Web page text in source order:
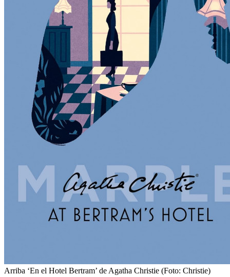
Arriba ‘En el Hotel Bertram’ de Agatha Christie (Foto: Christie)